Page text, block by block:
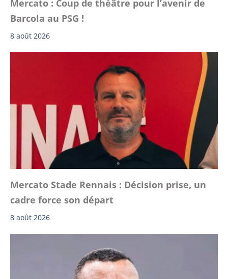
Mercato : Coup de théâtre pour l’avenir de
Barcola au PSG !
8 août 2026
Mercato Stade Rennais : Décision prise, un
cadre force son départ
8 août 2026